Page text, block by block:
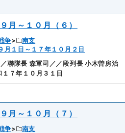
月～１０月（６）
争
南支
１日～１７年１０月２日
聯隊長 森軍司／／段列長 小木曽房治
７年１０月３１日
月～１０月（７）
争
南支